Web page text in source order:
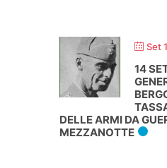
Set
14
DELLE ARMI DA
MEZZANOTTE